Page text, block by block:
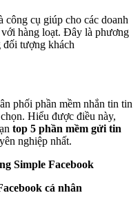
công cụ giúp cho các doanh
hàng loạt. Đây là phương
đối tượng khách
phối phần mềm nhắn tin tin
Hiểu được điều này,
top 5 phần mềm gửi tin
nghiệp nhất.
Simple Facebook
cá nhân